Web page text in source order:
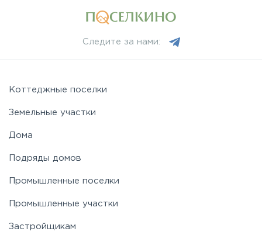
Следите за нами:
Коттеджные поселки
Земельные участки
Дома
Подряды домов
Промышленные поселки
Промышленные участки
Застройщикам